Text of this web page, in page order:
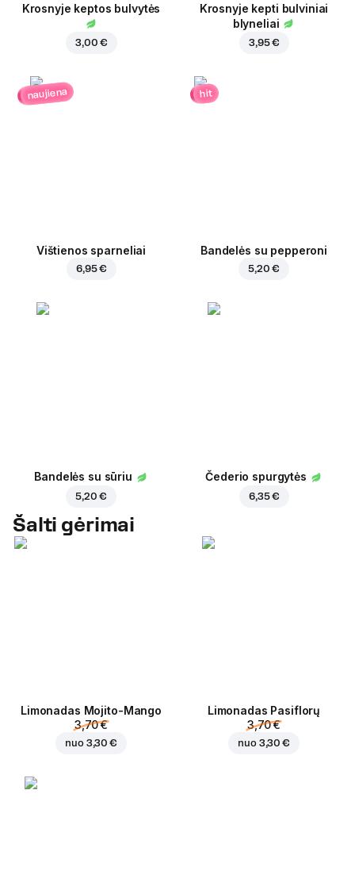
Krosnyje keptos bulvytės
3,00 €
Krosnyje kepti bulviniai
blyneliai
3,95 €
naujiena
Vištienos sparneliai
6,95 €
hit
Bandelės su pepperoni
5,20 €
Bandelės su sūriu
5,20 €
Čederio spurgytės
6,35 €
Šalti gėrimai
Limonadas Mojito-Mango
3,70 €
nuo 3,30 €
Limonadas Pasiflorų
3,70 €
nuo 3,30 €